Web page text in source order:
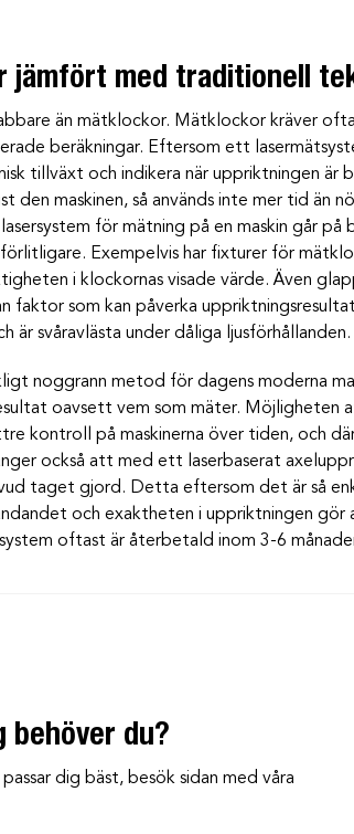
jämfört med traditionell
än mätklockor. Mätklockor kräver
beräkningar. Eftersom ett
tillväxt och indikera när uppriktningen är
den maskinen, så används inte mer tid än
för mätning på en maskin går på
Exempelvis har fixturer för
i klockornas visade värde. Även
faktor som kan påverka
är svåravlästa under dåliga ljusförhållanden.
noggrann metod för dagens moderna
oavsett vem som mäter. Möjligheten
kontroll på maskinerna över tiden, och
också att med ett laserbaserat
taget gjord. Detta eftersom det är så
och exaktheten i uppriktningen gör
oftast är återbetald inom 3-6
behöver du?
dig bäst, besök sidan med våra